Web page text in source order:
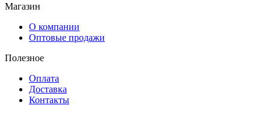
Магазин
О компании
Оптовые продажи
Полезное
Оплата
Доставка
Контакты